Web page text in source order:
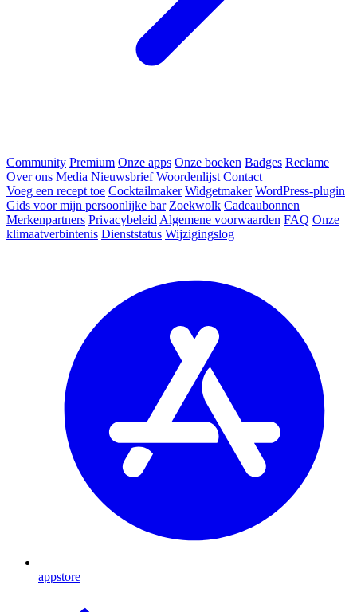
Community Premium Onze apps Onze boeken Badges Reclame
Over ons Media Nieuwsbrief Woordenlijst Contact
Voeg een recept toe Cocktailmaker Widgetmaker WordPress-plugin
Gids voor mijn persoonlijke bar Zoekwolk Cadeaubonnen
Merkenpartners Privacybeleid Algemene voorwaarden FAQ Onze
klimaatverbintenis Dienststatus Wijzigingslog
appstore